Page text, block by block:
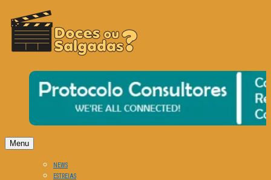
DOCES OU SALGADAS?
O Cinema? Uma Paixão!!
Menu
NEWS
ESTREIAS